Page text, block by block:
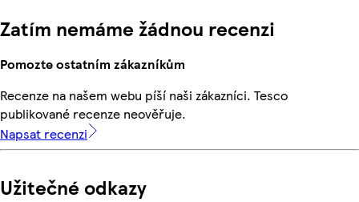
Zatím nemáme žádnou recenzi
Pomozte ostatním zákazníkům
Recenze na našem webu píší naši zákazníci. Tesco
publikované recenze neověřuje.
Napsat recenzi
Užitečné odkazy